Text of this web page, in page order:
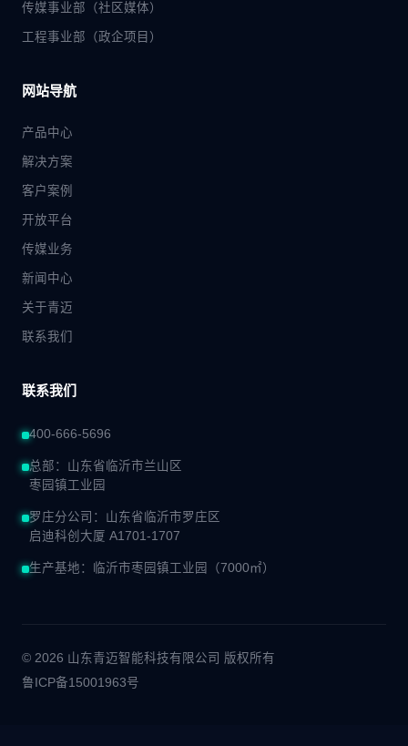
传媒事业部（社区媒体）
工程事业部（政企项目）
网站导航
产品中心
解决方案
客户案例
开放平台
传媒业务
新闻中心
关于青迈
联系我们
联系我们
400-666-5696
总部：山东省临沂市兰山区
枣园镇工业园
罗庄分公司：山东省临沂市罗庄区
启迪科创大厦 A1701-1707
生产基地：临沂市枣园镇工业园（7000㎡）
© 2026 山东青迈智能科技有限公司 版权所有
鲁ICP备15001963号